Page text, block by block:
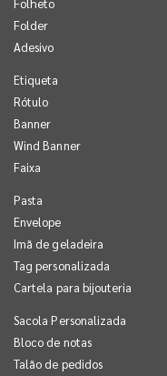
Folder
Adesivo
Etiqueta
Rótulo
Banner
Wind Banner
Faixa
Pasta
Envelope
Imã de geladeira
Tag personalizada
Cartela para bijouteria
Sacola Personalizada
Bloco de notas
Talão de pedidos